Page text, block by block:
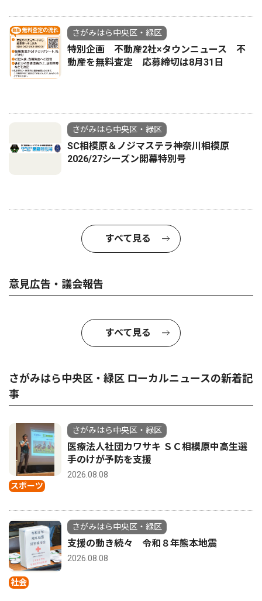
さがみはら中央区・緑区
特別企画 不動産2社×タウンニュース 不
動産を無料査定 応募締切は8月31日
さがみはら中央区・緑区
SC相模原＆ノジマステラ神奈川相模原
2026/27シーズン開幕特別号
すべて見る
意見広告・議会報告
すべて見る
さがみはら中央区・緑区 ローカルニュースの新着記
事
スポーツ
さがみはら中央区・緑区
医療法人社団カワサキ ＳＣ相模原中高生選
手のけが予防を支援
2026.08.08
社会
さがみはら中央区・緑区
支援の動き続々 令和８年熊本地震
2026.08.08